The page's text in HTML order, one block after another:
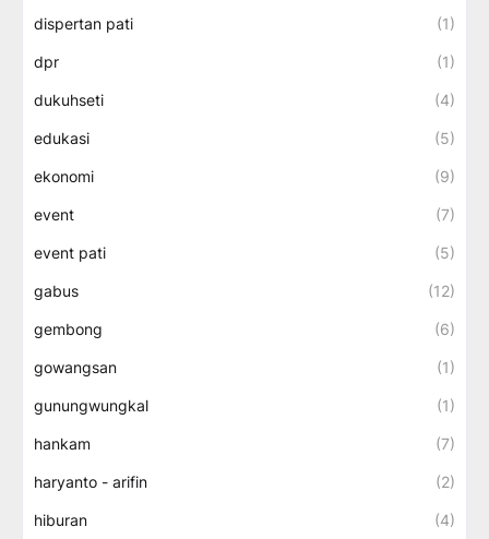
dispertan pati (1)
dpr (1)
dukuhseti (4)
edukasi (5)
ekonomi (9)
event (7)
event pati (5)
gabus (12)
gembong (6)
gowangsan (1)
gunungwungkal (1)
hankam (7)
haryanto - arifin (2)
hiburan (4)